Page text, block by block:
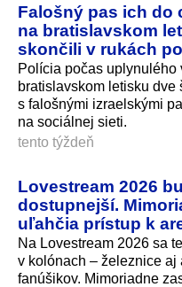
Falošný pas ich do
na bratislavskom
skončili v rukách
Polícia počas uplynulého
bratislavskom letisku
s falošnými izraelskými
na sociálnej sieti.
tento týždeň
Lovestream 2026
dostupnejší.
uľahčia prístup k
Na Lovestream 2026 sa
v kolónach – železnice
fanúšikov. Mimoriadne